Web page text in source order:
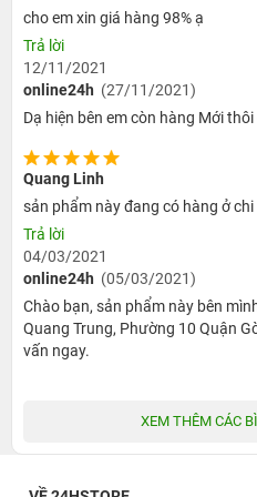
Bút cảm ứng có thiết kế
kiểu dáng nhỏ gọn cầm rất
còn được trang bị công
nghệ cảm ứng hiện đại,
Sạc nhanh không dây
Bút Apple 2 sử dụng công
với cách thức trên chiếc
cạnh hông, người dùng chỉ
mép cạnh của iPad, thì nó sẽ
những nam châm được
bảng.
dụng các thao tác trên chiếc
nó còn giải quyết được vấn
và tiện lợi hơn giúp chiếc
cho em xin giá hàng 98% ạ
Trả lời
12/11/2021
online24h (27/11/2021)
Dạ hiện bên em còn hàng Mới
Quang Linh
sản phẩm này đang có hàng ở
Trả lời
04/03/2021
online24h (05/03/2021)
Chào bạn, sản phẩm này bên
Quang Trung, Phường 10 Quận
vấn ngay.
XEM THÊM CÁC